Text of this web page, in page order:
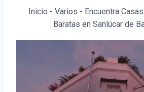
Inicio - Varios - Encuentra
Baratas en Sanlúcar de